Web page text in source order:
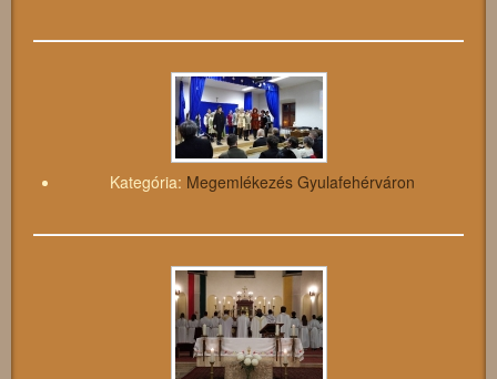
Kategória: Megemlékezés Gyulafehérváron